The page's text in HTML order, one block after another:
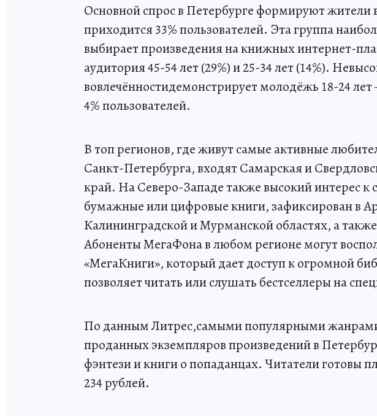
Основной спрос в Петербурге формируют жители
приходится 33% пользователей. Эта группа
выбирает произведения на книжных интернет-
аудитория 45-54 лет (29%) и 25-34 лет (14%).
вовлечённостидемонстрирует молодёжь 18-24
4% пользователей.
В топ регионов, где живут самые активные
Санкт-Петербурга, входят Самарская и
край. На Северо-Западе также высокий интерес к
бумажные или цифровые книги, зафиксирован в
Калининградской и Мурманской областях, а
Абоненты МегаФона в любом регионе могут
«МегаКниги», который дает доступ к огромной
позволяет читать или слушать бестселлеры на
По данным Литрес,самыми популярными жанрами
проданных экземпляров произведений в
фэнтези и книги о попаданцах. Читатели готовы
234 рублей.